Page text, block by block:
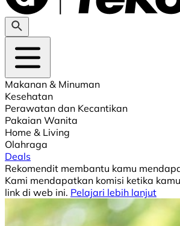
Makanan & Minuman
Kesehatan
Perawatan dan Kecantikan
Pakaian Wanita
Home & Living
Olahraga
Deals
Rekomendit membantu kamu
Kami mendapatkan komisi ketika
link di web ini. Pelajari lebih lanjut